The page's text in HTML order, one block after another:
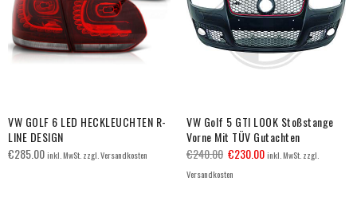
VW GOLF 6 LED HECKLEUCHTEN R-
LINE DESIGN
€285.00inkl. MwSt. zzgl. Versandkosten
VW Golf 5 GTI LOOK Stoßstange
Vorne Mit TÜV Gutachten
€240.00 €230.00inkl. MwSt. zzgl.
Versandkosten